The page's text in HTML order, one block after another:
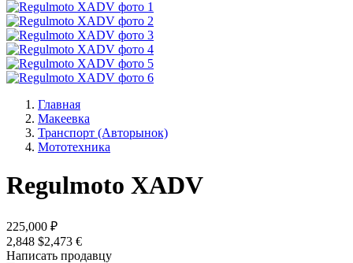
Главная
Макеевка
Транспорт (Авторынок)
Мототехника
Regulmoto XADV
225,000 ₽
2,848 $2,473 €
Написать продавцу